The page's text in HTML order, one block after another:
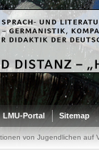
LMU-Portal Sitemap
von Jugendlichen auf